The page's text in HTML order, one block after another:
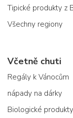
Tipické produkty z
Všechny regiony
Včetně chuti
Regály k Vánocům
nápady na dárky
Biologické produkty